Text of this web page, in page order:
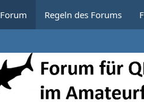
Forum Regeln des Forums